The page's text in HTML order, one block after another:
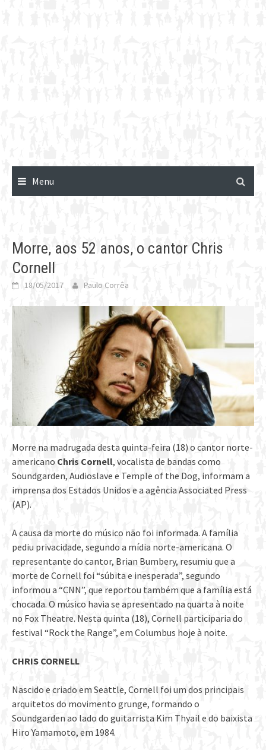
Menu
Morre, aos 52 anos, o cantor Chris
Cornell
18/05/2017 Paulo Corrêa
Morre na madrugada desta quinta-feira (18) o cantor norte-
americano Chris Cornell, vocalista de bandas como
Soundgarden, Audioslave e Temple of the Dog, informam a
imprensa dos Estados Unidos e a agência Associated Press
(AP).
A causa da morte do músico não foi informada. A família
pediu privacidade, segundo a mídia norte-americana. O
representante do cantor, Brian Bumbery, resumiu que a
morte de Cornell foi “súbita e inesperada”, segundo
informou a “CNN”, que reportou também que a família está
chocada. O músico havia se apresentado na quarta à noite
no Fox Theatre. Nesta quinta (18), Cornell participaria do
festival “Rock the Range”, em Columbus hoje à noite.
CHRIS CORNELL
Nascido e criado em Seattle, Cornell foi um dos principais
arquitetos do movimento grunge, formando o
Soundgarden ao lado do guitarrista Kim Thyail e do baixista
Hiro Yamamoto, em 1984.